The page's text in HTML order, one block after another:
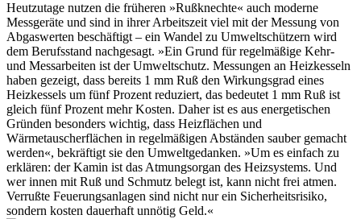
Heutzutage nutzen die früheren »Rußknechte« auch moderne
Messgeräte und sind in ihrer Arbeitszeit viel mit der Messung von
Abgaswerten beschäftigt – ein Wandel zu Umweltschützern wird
dem Berufsstand nachgesagt. »Ein Grund für regelmäßige Kehr-
und Messarbeiten ist der Umweltschutz. Messungen an Heizkesseln
haben gezeigt, dass bereits 1 mm Ruß den Wirkungsgrad eines
Heizkessels um fünf Prozent reduziert, das bedeutet 1 mm Ruß ist
gleich fünf Prozent mehr Kosten. Daher ist es aus energetischen
Gründen besonders wichtig, dass Heizflächen und
Wärmetauscherflächen in regelmäßigen Abständen sauber gemacht
werden«, bekräftigt sie den Umweltgedanken. »Um es einfach zu
erklären: der Kamin ist das Atmungsorgan des Heizsystems. Und
wer innen mit Ruß und Schmutz belegt ist, kann nicht frei atmen.
Verrußte Feuerungsanlagen sind nicht nur ein Sicherheitsrisiko,
sondern kosten dauerhaft unnötig Geld.«